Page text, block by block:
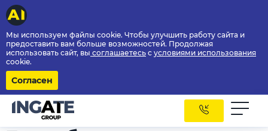
Мы используем файлы cookie. Чтобы улучшить работу сайта и
предоставить вам больше возможностей. Продолжая
использовать сайт, вы соглашаетесь с условиями использования
cookie.
Согласен